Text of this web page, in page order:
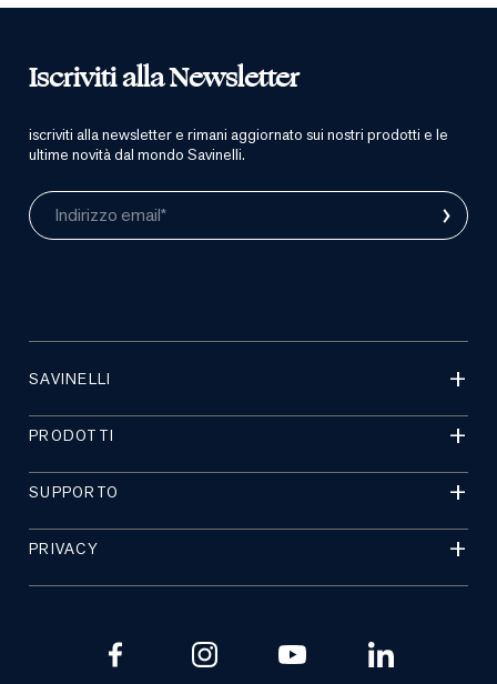
Iscriviti alla Newsletter
iscriviti alla newsletter e rimani aggiornato sui nostri prodotti e le
ultime novità dal mondo Savinelli.
Indirizzo email* ›
SAVINELLI
PRODOTTI
SUPPORTO
PRIVACY